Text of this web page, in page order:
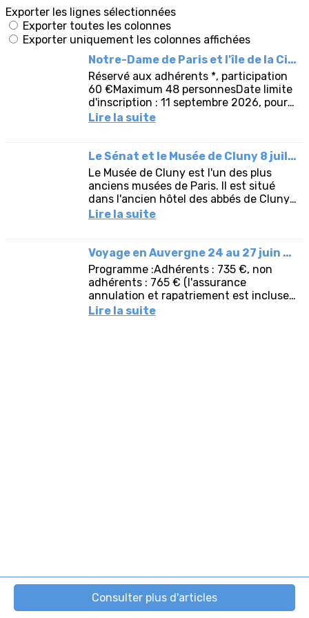
Exporter les lignes sélectionnées
Exporter toutes les colonnes
Exporter uniquement les colonnes affichées
Notre-Dame de Paris et l'île de la Cité reportée au 29 septembre 2026
Réservé aux adhérents *, participation
60 €Maximum 48 personnesDate limite
d'inscription : 11 septembre 2026, pour
vous inscrire cliquer ici à partir du 29
Lire la suite
Le Sénat et le Musée de Cluny 8 juillet 2026
Le Musée de Cluny est l'un des plus
anciens musées de Paris. Il est situé
dans l'ancien hôtel des abbés de Cluny
et rattaché aux vestiges des thermes
Lire la suite
Voyage en Auvergne 24 au 27 juin 2026
Programme :Adhérents : 735 €, non
adhérents : 765 € (l'assurance
annulation et rapatriement est incluse
dans le prix)Paiement par chèques
Lire la suite
Consulter plus d'articles